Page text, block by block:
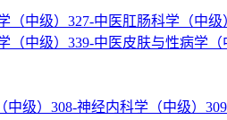
（中级） 327-中医肛肠科学（中级
（中级） 339-中医皮肤与性病学（
中级） 308-神经内科学（中级）